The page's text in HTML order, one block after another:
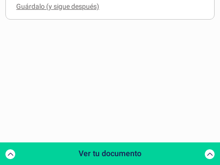
Ver tu documento